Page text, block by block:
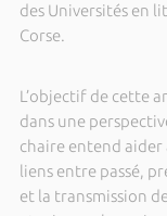
des Universités en
Corse.
L’objectif de cette
dans une
chaire entend aider
liens entre passé,
et la transmission